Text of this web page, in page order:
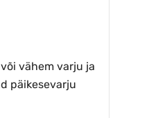
vähem varju ja
päikesevarju